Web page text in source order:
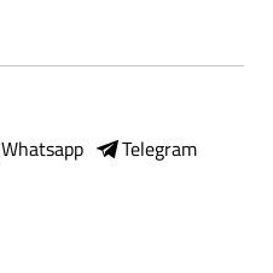
Whatsapp
Telegram